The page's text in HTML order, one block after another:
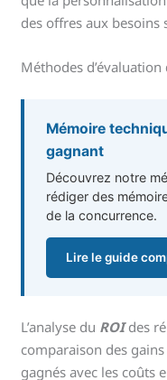
des offres aux besoins
Méthodes d’évaluation
Mémoire
gagnant
Découvrez notre
rédiger des
de la concurrence.
Lire le guide
L’analyse du ROIdes
comparaison des
gagnés avec les coûts